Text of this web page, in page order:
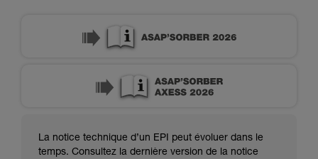
La notice technique d’un EPI peut évoluer dans le
temps. Consultez la dernière version de la notice